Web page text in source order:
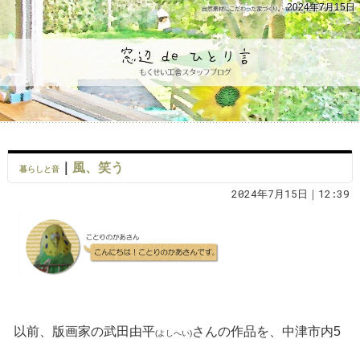
2024年7月15日
暮らしと音｜ 風、笑う
2024年7月15日｜12:39
以前、版画家の武田由平(よしへい)さんの作品を、中津市内5